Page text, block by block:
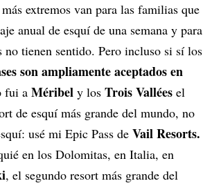
extremos van para las familias que
anual de esquí de una semana y para
no tienen sentido. Pero incluso si sí los
son ampliamente aceptados en
fui a Méribel y los Trois Vallées el
de esquí más grande del mundo, no
usé mi Epic Pass de Vail Resorts.
en los Dolomitas, en Italia, en
, el segundo resort más grande del